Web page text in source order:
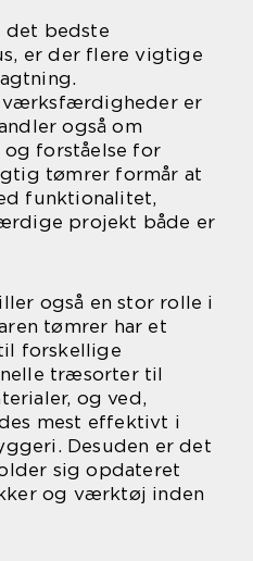
det bedste
er der flere vigtige
er
også om
forståelse for
tømrer formår at
funktionalitet,
projekt både er
også en stor rolle i
tømrer har et
forskellige
træsorter til
og ved,
mest effektivt i
Desuden er det
sig opdateret
og værktøj inden